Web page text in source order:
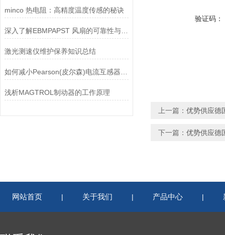
minco 热电阻：高精度温度传感的秘诀
深入了解EBMPAPST 风扇的可靠性与耐用性
激光测速仪维护保养知识总结
浅析MAGTROL制动器的工作原理
验证码：
上一篇： 优势供应德
下一篇： 优势供应德
网站首页 | 关于我们 | 产品中心 |